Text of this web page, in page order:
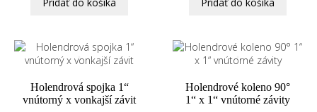
Holendrová spojka 1“
vnútorný x vonkajší závit
Holendrové koleno 90°
1“ x 1“ vnútorné závity